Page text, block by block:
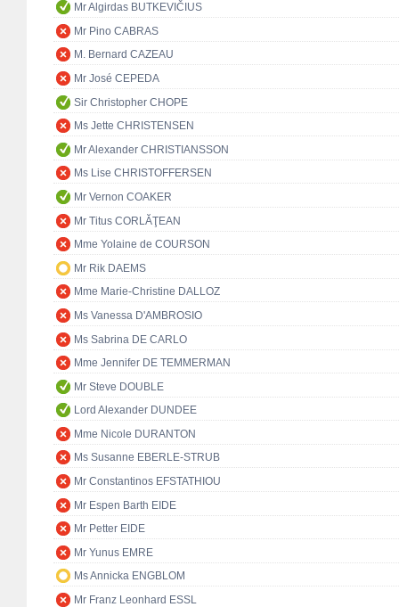
Mr Algirdas BUTKEVIČIUS
Mr Pino CABRAS
M. Bernard CAZEAU
Mr José CEPEDA
Sir Christopher CHOPE
Ms Jette CHRISTENSEN
Mr Alexander CHRISTIANSSON
Ms Lise CHRISTOFFERSEN
Mr Vernon COAKER
Mr Titus CORLĂŢEAN
Mme Yolaine de COURSON
Mr Rik DAEMS
Mme Marie-Christine DALLOZ
Ms Vanessa D'AMBROSIO
Ms Sabrina DE CARLO
Mme Jennifer DE TEMMERMAN
Mr Steve DOUBLE
Lord Alexander DUNDEE
Mme Nicole DURANTON
Ms Susanne EBERLE-STRUB
Mr Constantinos EFSTATHIOU
Mr Espen Barth EIDE
Mr Petter EIDE
Mr Yunus EMRE
Ms Annicka ENGBLOM
Mr Franz Leonhard ESSL